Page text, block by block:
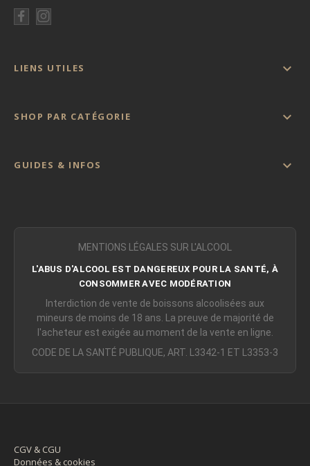
LIENS UTILES 
SHOP PAR CATÉGORIE 
GUIDES & INFOS 
MENTIONS LÉGALES SUR L'ALCOOL
L'ABUS D'ALCOOL EST DANGEREUX POUR LA SANTÉ, À
CONSOMMER AVEC MODÉRATION
Interdiction de vente de boissons alcoolisées aux
mineurs de moins de 18 ans. La preuve de majorité de
l'acheteur est exigée au moment de la vente en ligne.
CODE DE LA SANTÉ PUBLIQUE, ART. L3342-1 ET L3353-3
CGV & CGU
Données & cookies